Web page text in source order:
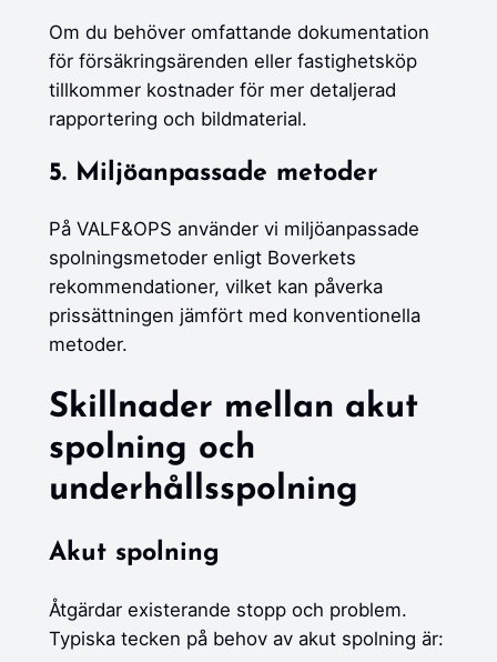
Om du behöver omfattande dokumentation
för försäkringsärenden eller fastighetsköp
tillkommer kostnader för mer detaljerad
rapportering och bildmaterial.
5. Miljöanpassade metoder
På VALF&OPS använder vi miljöanpassade
spolningsmetoder enligt Boverkets
rekommendationer, vilket kan påverka
prissättningen jämfört med konventionella
metoder.
Skillnader mellan akut
spolning och
underhållsspolning
Akut spolning
Åtgärdar existerande stopp och problem.
Typiska tecken på behov av akut spolning är: